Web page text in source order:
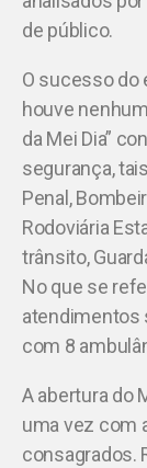
de público.
O sucesso do
houve
da Mei Dia”
segurança,
Penal,
Rodoviária
trânsito,
No que se
atendimentos
com 8
A abertura do
uma vez com
consagrados.